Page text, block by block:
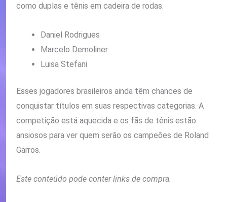
como duplas e tênis em cadeira de rodas.
Daniel Rodrigues
Marcelo Demoliner
Luisa Stefani
Esses jogadores brasileiros ainda têm chances de
conquistar títulos em suas respectivas categorias. A
competição está aquecida e os fãs de tênis estão
ansiosos para ver quem serão os campeões de Roland
Garros.
Este conteúdo pode conter links de compra.